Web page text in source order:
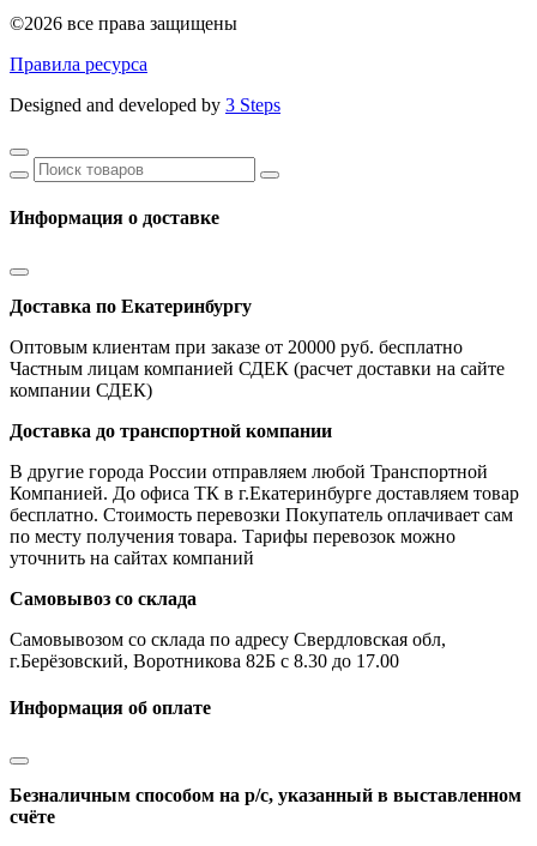
©2026 все права защищены
Правила ресурса
Designed and developed by 3 Steps
Информация о доставке
Доставка по Екатеринбургу
Оптовым клиентам при заказе от 20000 руб. бесплатно
Частным лицам компанией СДЕК (расчет доставки на сайте
компании СДЕК)
Доставка до транспортной компании
В другие города России отправляем любой Транспортной
Компанией. До офиса ТК в г.Екатеринбурге доставляем товар
бесплатно. Стоимость перевозки Покупатель оплачивает сам
по месту получения товара. Тарифы перевозок можно
уточнить на сайтах компаний
Самовывоз со склада
Самовывозом со склада по адресу Свердловская обл,
г.Берёзовский, Воротникова 82Б с 8.30 до 17.00
Информация об оплате
Безналичным способом на р/с, указанный в выставленном
счёте